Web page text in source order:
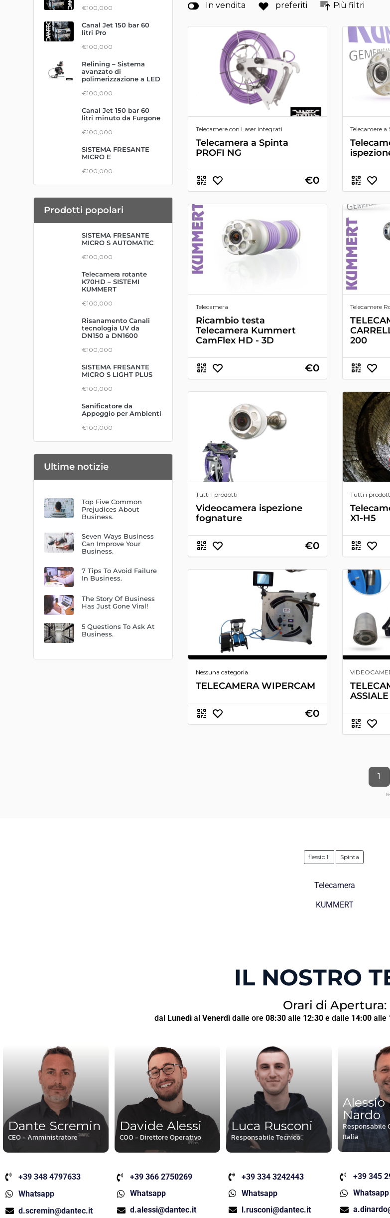
€100,000
Canal Jet 150 bar 60
litri Pro
€100,000
Relining – Sistema
avanzato di
polimerizzazione a LED
€100,000
Canal Jet 150 bar 60
litri minuto da Furgone
€100,000
SISTEMA FRESANTE
MICRO E
€100,000
Prodotti popolari
SISTEMA FRESANTE
MICRO S AUTOMATIC
€100,000
Telecamera rotante
K70HD – SISTEMI
KUMMERT
€100,000
Risanamento Canali
tecnologia UV da
DN150 a DN1600
€100,000
SISTEMA FRESANTE
MICRO S LIGHT PLUS
€100,000
Sanificatore da
Appoggio per Ambienti
€100,000
Ultime notizie
Top Five Common
Prejudices About
Business.
Seven Ways Business
Can Improve Your
Business.
7 Tips To Avoid Failure
In Business.
The Story Of Business
Has Just Gone Viral!
5 Questions To Ask At
Business.
In vendita preferiti Più filtri
Telecamere con Laser integrati
Telecamera a Spinta
PROFI NG
€0
Telecamere a
Telecamera
Ricambio testa
Telecamera Kummert
CamFlex HD - 3D
€0
Telecamere
200
Tutti i prodotti
Videocamera ispezione
fognature
€0
Tutti i
X1-H5
Nessuna categoria
TELECAMERA WIPERCAM
€0
ASSIALE
1
16
flessibili Spinta
Telecamera
KUMMERT
IL NOSTRO
Orari di Apertura:
dal Lunedìal Venerdìdalle ore 08:30alle 12:30e dalle 14:00alle
Dante Scremin
CEO - Amministratore
+39 348 4797633
Whatsapp
d.scremin@dantec.it
Davide Alessi
COO - Direttore Operativo
+39 366 2750269
Whatsapp
d.alessi@dantec.it
Luca Rusconi
Responsabile Tecnico
+39 334 3242443
Whatsapp
l.rusconi@dantec.it
Alessio
Nardo
Responsabile
Italia
+39 345
Whatsapp